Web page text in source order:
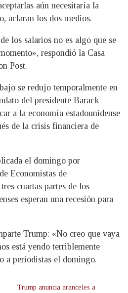
aún necesitaría la
aclaran los dos medios.
los salarios no es algo que se
respondió la Casa
Post.
se redujo temporalmente en
del presidente Barack
a la economía estadounidense
de la crisis financiera de
el domingo por
Economistas de
cuartas partes de los
esperan una recesión para
Trump: «No creo que vaya
está yendo terriblemente
a periodistas el domingo.
Trump anuncia aranceles a